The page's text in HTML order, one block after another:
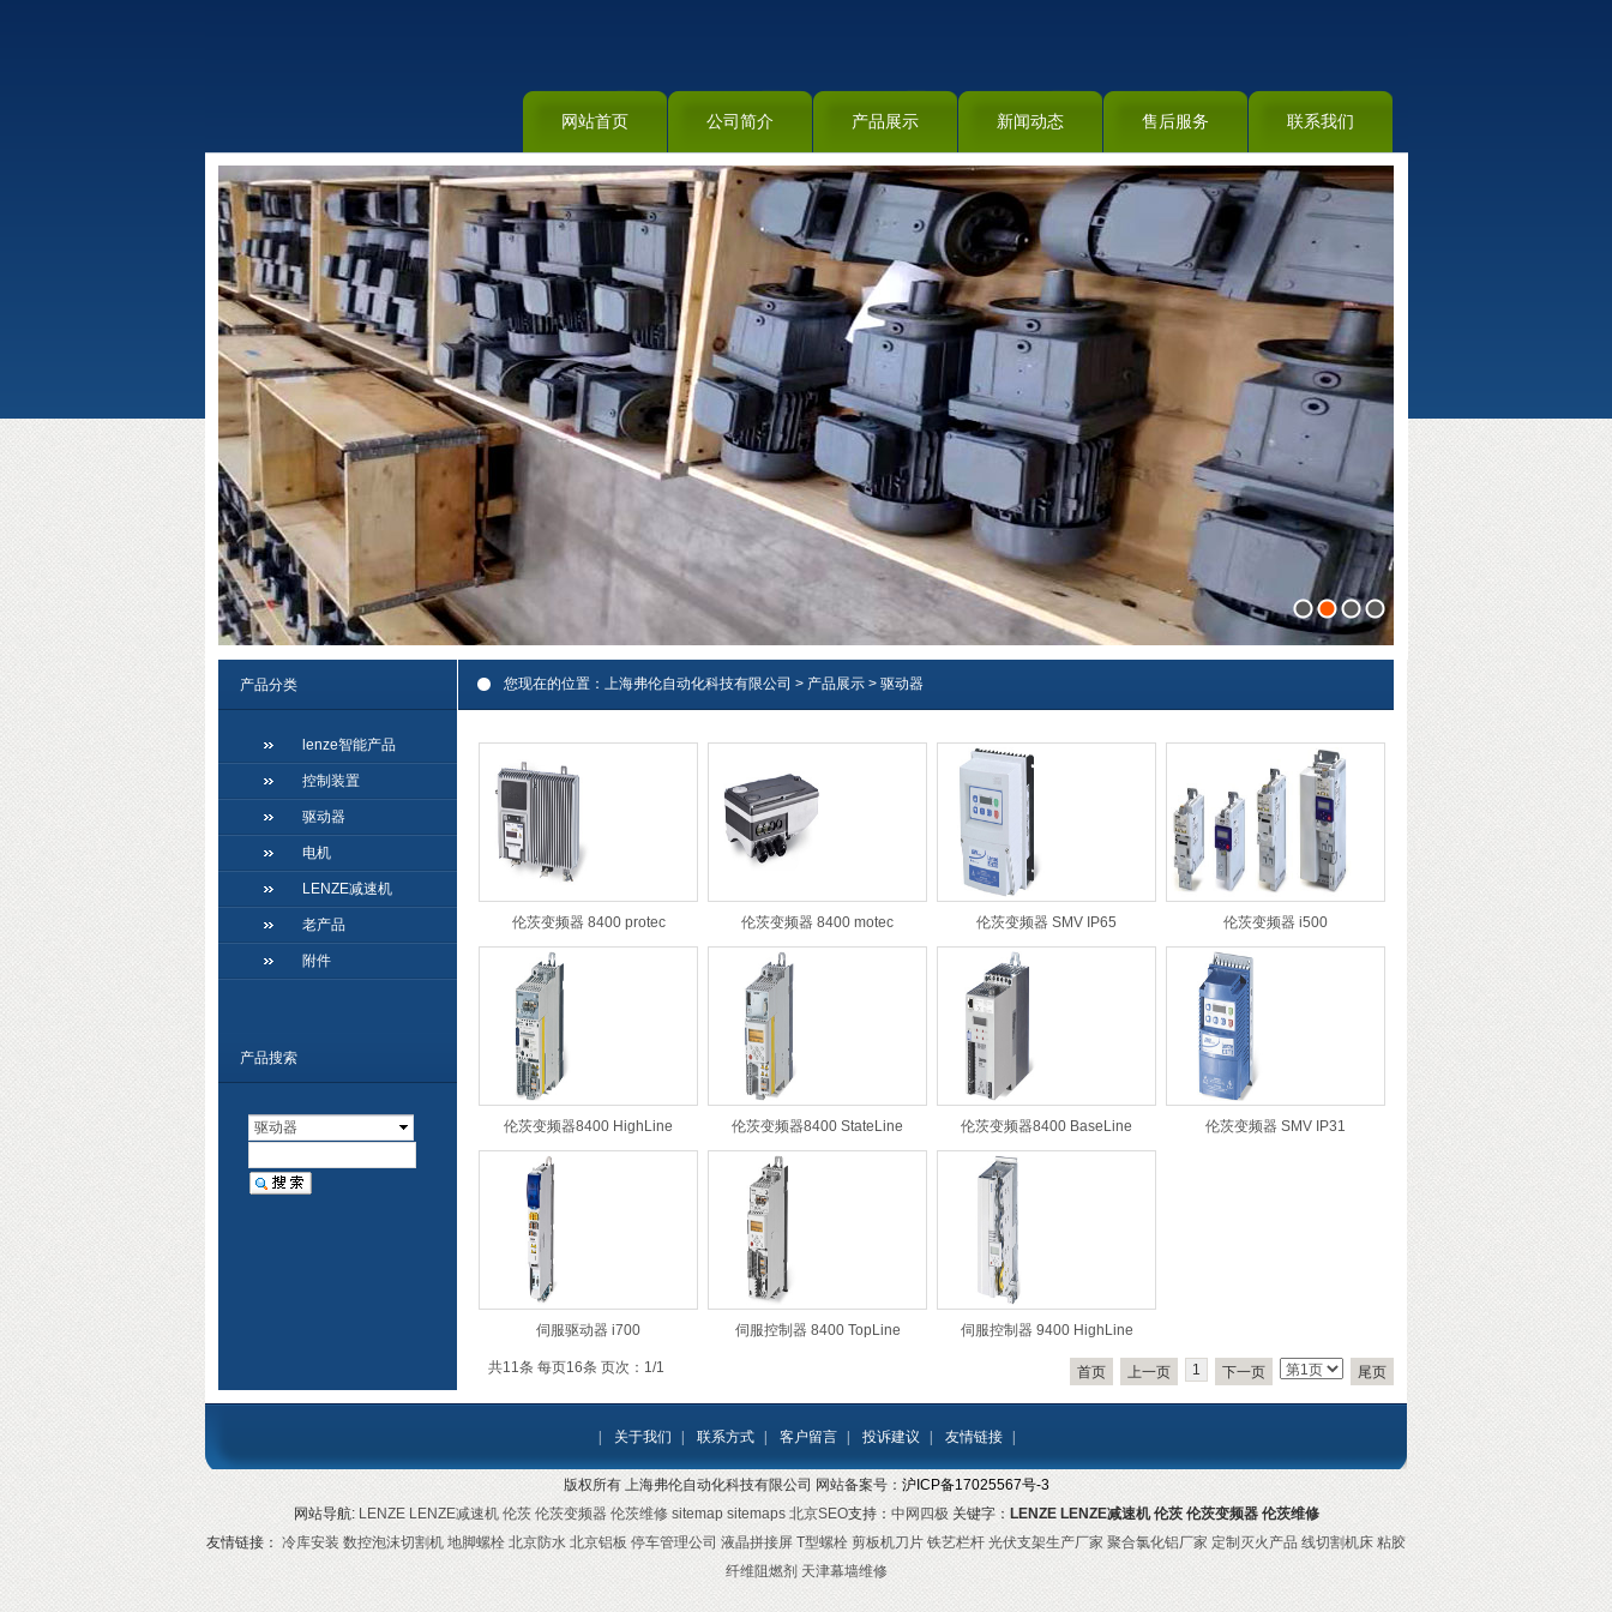
1 2 3 4
网站首页 公司简介 产品展示 新闻动态 售后服务 联系我们
产品搜索
驱动器
您现在的位置： 上海弗伦自动化科技有限公司 > 产品展示 > 驱动器
伦茨变频器 8400 protec 伦茨变频器 8400 motec 伦茨变频器 SMV IP65 伦茨变频器 i500
伦茨变频器8400 HighLine 伦茨变频器8400 StateLine 伦茨变频器8400 BaseLine 伦茨变频器 SMV IP31
伺服驱动器 i700 伺服控制器 8400 TopLine 伺服控制器 9400 HighLine
共11条 每页16条 页次：1/1 首页 上一页 1 下一页 尾页
产品分类
lenze智能产品
控制装置
驱动器
电机
LENZE减速机
老产品
附件
关于我们 联系方式 客户留言 投诉建议 友情链接
版权所有 上海弗伦自动化科技有限公司 网站备案号： 沪ICP备17025567号-3
网站导航: LENZE LENZE减速机 伦茨 伦茨变频器 伦茨维修 sitemap sitemaps 北京SEO支持： 中网四极 关键字： LENZE LENZE减速机 伦茨 伦茨变频器 伦茨维修
友情链接： 冷库安装 数控泡沫切割机 地脚螺栓 北京防水 北京铝板 停车管理公司 液晶拼接屏 T型螺栓 剪板机刀片 铁艺栏杆 光伏支架生产厂家 聚合氯化铝厂家 定制灭火产品 线切割机床 粘胶
纤维阻燃剂 天津幕墙维修